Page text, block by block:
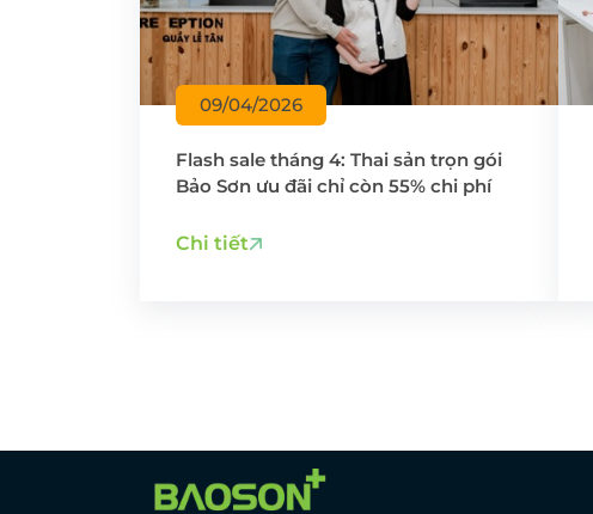
09/04/2026
Flash sale tháng 4: Thai sản trọn gói
Bảo Sơn ưu đãi chỉ còn 55% chi phí
Chi tiết